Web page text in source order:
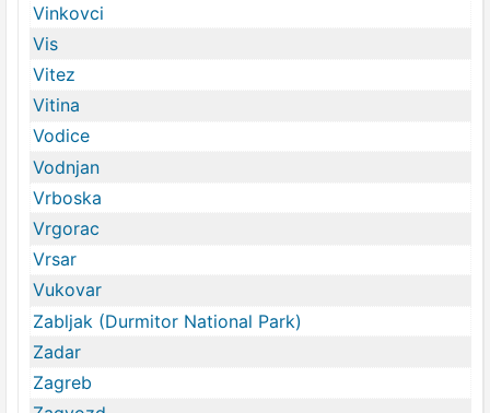
Vinkovci
Vis
Vitez
Vitina
Vodice
Vodnjan
Vrboska
Vrgorac
Vrsar
Vukovar
Zabljak (Durmitor National Park)
Zadar
Zagreb